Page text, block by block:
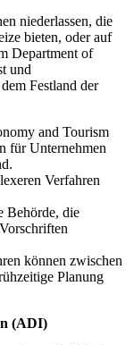
niederlassen, die
bieten, oder auf
Department of
und
Festland der
and Tourism
für Unternehmen
Verfahren
Behörde, die
können zwischen
Planung
(ADI)